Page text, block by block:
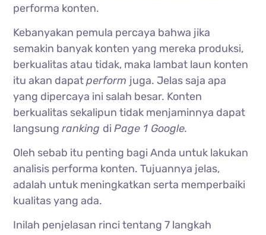
performa konten.
Kebanyakan pemula percaya bahwa jika
semakin banyak konten yang mereka produksi,
berkualitas atau tidak, maka lambat laun konten
itu akan dapatperform juga. Jelas saja apa
yang dipercaya ini salah besar. Konten
berkualitas sekalipun tidak menjaminnya dapat
langsungranking diPage 1 Google.
Oleh sebab itu penting bagi Anda untuk lakukan
analisis performa konten. Tujuannya jelas,
adalah untuk meningkatkan serta memperbaiki
kualitas yang ada.
Inilah penjelasan rinci tentang 7 langkah